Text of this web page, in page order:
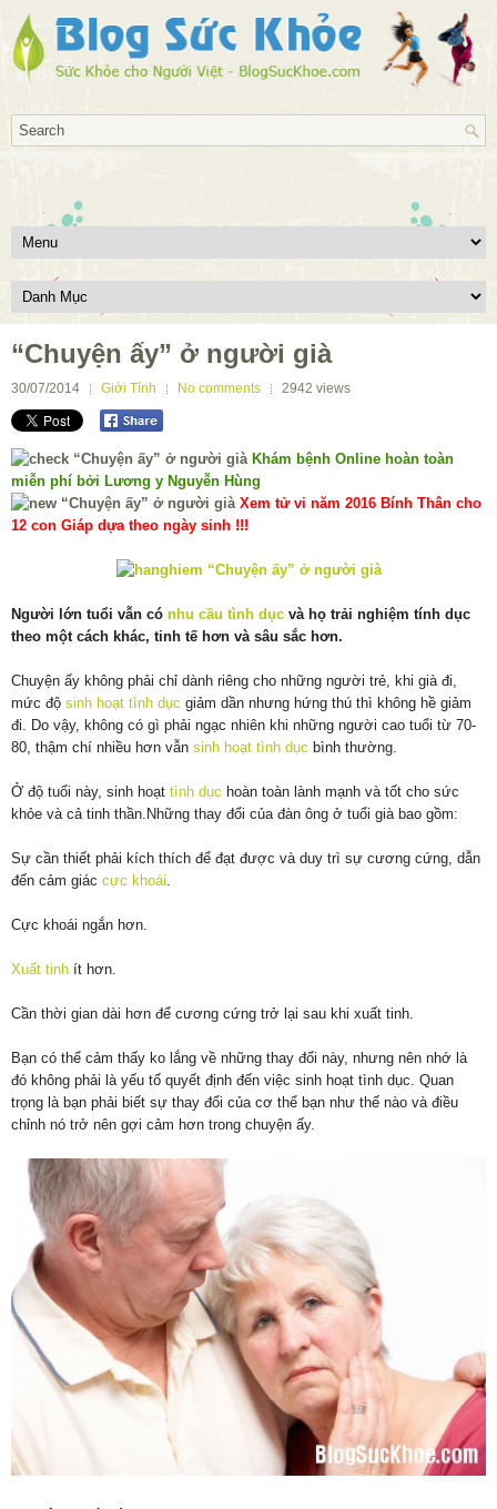
“Chuyện ấy” ở người già
30/07/2014 Giới Tính No comments 2942 views
Khám bệnh Online hoàn toàn
miễn phí bởi Lương y Nguyễn Hùng
Xem tử vi năm 2016 Bính Thân cho
12 con Giáp dựa theo ngày sinh !!!
Người lớn tuổi vẫn có nhu cầu tình dục và họ trải nghiệm tính dục
theo một cách khác, tinh tế hơn và sâu sắc hơn.
Chuyện ấy không phải chỉ dành riêng cho những người trẻ, khi già đi,
mức độ sinh hoạt tình dục giảm dần nhưng hứng thú thì không hề giảm
đi. Do vậy, không có gì phải ngạc nhiên khi những người cao tuổi từ 70-
80, thậm chí nhiều hơn vẫn sinh hoạt tình dục bình thường.
Ở độ tuổi này, sinh hoạt tình dục hoàn toàn lành mạnh và tốt cho sức
khỏe và cả tinh thần.Những thay đổi của đàn ông ở tuổi già bao gồm:
Sự cần thiết phải kích thích để đạt được và duy trì sự cương cứng, dẫn
đến cảm giác cực khoái.
Cực khoái ngắn hơn.
Xuất tinh ít hơn.
Cần thời gian dài hơn để cương cứng trở lại sau khi xuất tinh.
Bạn có thể cảm thấy ko lắng về những thay đổi này, nhưng nên nhớ là
đó không phải là yếu tố quyết định đến việc sinh hoạt tình dục. Quan
trọng là bạn phải biết sự thay đổi của cơ thể bạn như thế nào và điều
chỉnh nó trở nên gợi cảm hơn trong chuyện ấy.